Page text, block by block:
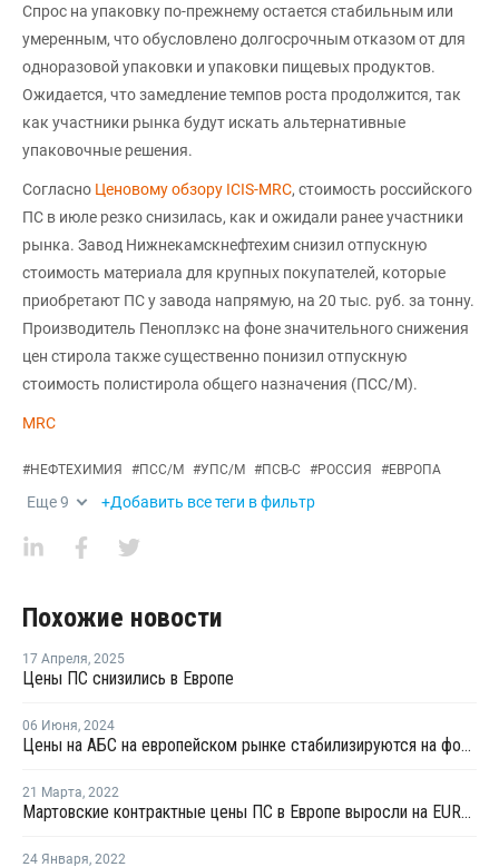
Спрос на упаковку по-прежнему остается стабильным или
умеренным, что обусловлено долгосрочным отказом от для
одноразовой упаковки и упаковки пищевых продуктов.
Ожидается, что замедление темпов роста продолжится, так
как участники рынка будут искать альтернативные
упаковочные решения.
Согласно Ценовому обзору ICIS-MRC, стоимость российского
ПС в июле резко снизилась, как и ожидали ранее участники
рынка. Завод Нижнекамскнефтехим снизил отпускную
стоимость материала для крупных покупателей, которые
приобретают ПС у завода напрямую, на 20 тыс. руб. за тонну.
Производитель Пеноплэкс на фоне значительного снижения
цен стирола также существенно понизил отпускную
стоимость полистирола общего назначения (ПСС/М).
MRC
#НЕФТЕХИМИЯ #ПСС/М #УПС/М #ПСВ-С #РОССИЯ #ЕВРОПА
Еще9 +Добавить все теги в фильтр
Похожие новости
17 Апреля, 2025
Цены ПС снизились в Европе
06 Июня, 2024
Цены на АБС на европейском рынке стабилизируются на фоне проблем производства
21 Марта, 2022
Мартовские контрактные цены ПС в Европе выросли на EUR85-120 за тонну
24 Января, 2022